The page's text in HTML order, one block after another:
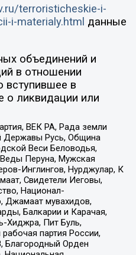
terroristicheskie-i-
i-materialy.html данные
объединений и
в отношении
вступившее в
о ликвидации или
ВЕК РА, Рада земли
Державы Русь, Община
Веси Беловодья,
Перуна, Мужская
Инглингов, Нурджулар, К
Свидетели Иеговы,
Национал-
Джамаат мувахидов,
Балкарии и Карачая,
Хиджра, Пит Буль,
партия России,
Благородный Орден